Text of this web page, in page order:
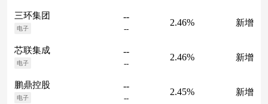
三环集团
电子
--
--
2.46% 新增
芯联集成
电子
--
--
2.46% 新增
鹏鼎控股
电子
--
--
2.45% 新增